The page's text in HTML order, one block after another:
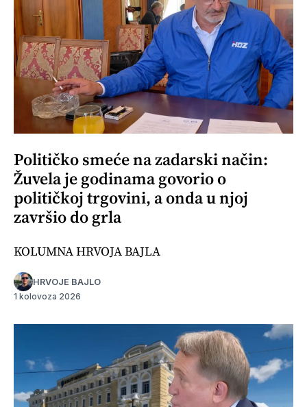
Političko smeće na zadarski način:
Žuvela je godinama govorio o
političkoj trgovini, a onda u njoj
završio do grla
KOLUMNA HRVOJA BAJLA
HRVOJE BAJLO
1 kolovoza 2026